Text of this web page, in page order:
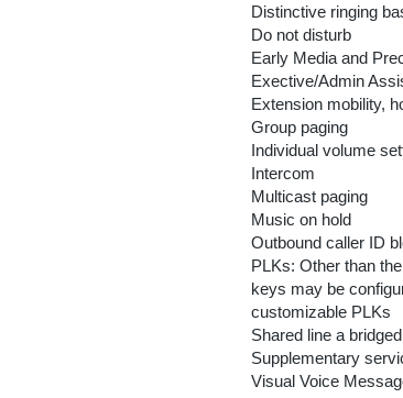
Distinctive ringing
Do not disturb
Early Media and
Exective/Admin
Extension mobility,
Group paging
Individual volume
Intercom
Multicast paging
Music on hold
Outbound caller ID
PLKs: Other than
keys may be
customizable PLKs
Shared line a
Supplementary
Visual Voice